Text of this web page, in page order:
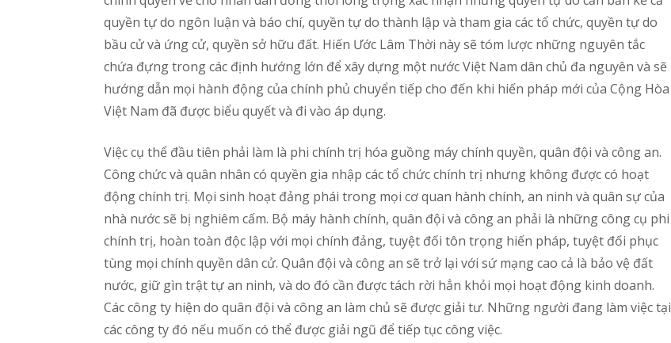
quyền tự do ngôn luận và báo chí, quyền tự do thành lập và tham gia các tổ chức, quyền tự do
bầu cử và ứng cử, quyền sở hữu đất. Hiến Ước Lâm Thời này sẽ tóm lược những nguyên tắc
chứa đựng trong các định hướng lớn để xây dựng một nước Việt Nam dân chủ đa nguyên và sẽ
hướng dẫn mọi hành động của chính phủ chuyển tiếp cho đến khi hiến pháp mới của Cộng Hòa
Việt Nam đã được biểu quyết và đi vào áp dụng.
Việc cụ thể đầu tiên phải làm là phi chính trị hóa guồng máy chính quyền, quân đội và công an.
Công chức và quân nhân có quyền gia nhập các tổ chức chính trị nhưng không được có hoạt
động chính trị. Mọi sinh hoạt đảng phái trong mọi cơ quan hành chính, an ninh và quân sự của
nhà nước sẽ bị nghiêm cấm. Bộ máy hành chính, quân đội và công an phải là những công cụ phi
chính trị, hoàn toàn độc lập với mọi chính đảng, tuyệt đối tôn trọng hiến pháp, tuyệt đối phục
tùng mọi chính quyền dân cử. Quân đội và công an sẽ trở lại với sứ mạng cao cả là bảo vệ đất
nước, giữ gìn trật tự an ninh, và do đó cần được tách rời hẳn khỏi mọi hoạt động kinh doanh.
Các công ty hiện do quân đội và công an làm chủ sẽ được giải tư. Những người đang làm việc tại
các công ty đó nếu muốn có thể được giải ngũ để tiếp tục công việc.